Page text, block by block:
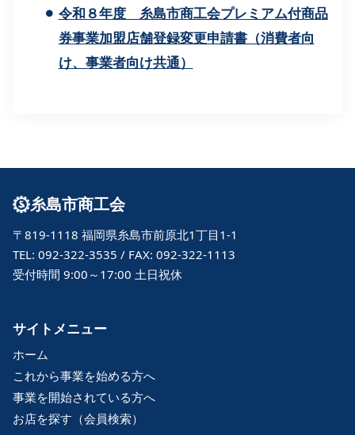
令和８年度 糸島市商工会プレミアム付商品
券事業加盟店舗登録変更申請書（消費者向
け、事業者向け共通）
糸島市商工会
〒819-1118 福岡県糸島市前原北1丁目1-1
TEL: 092-322-3535 / FAX: 092-322-1113
受付時間 9:00～17:00 土日祝休
サイトメニュー
ホーム
これから事業を始める方へ
事業を開始されている方へ
お店を探す（会員検索）